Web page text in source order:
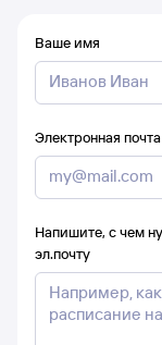
Ваше имя
Электронная почта
Напишите, с чем
эл.почту